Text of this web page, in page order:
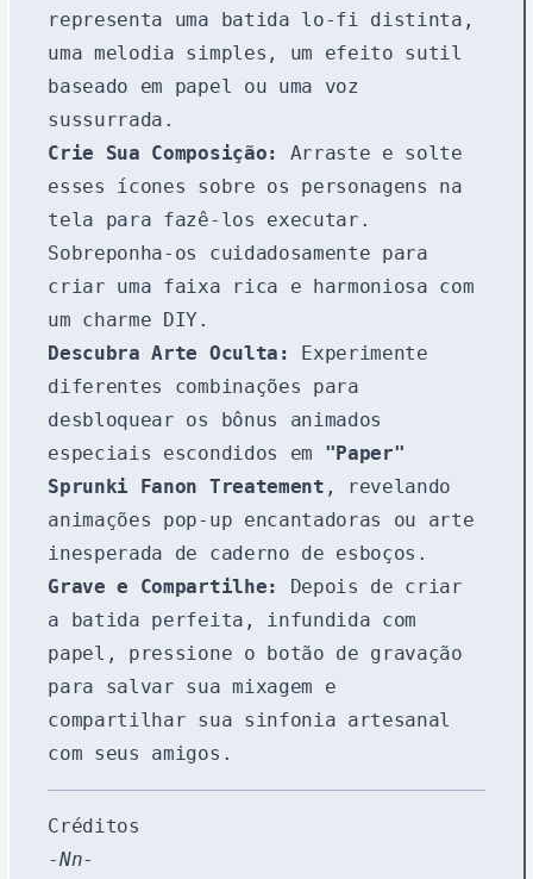
representa uma batida lo-fi distinta,
uma melodia simples, um efeito sutil
baseado em papel ou uma voz
sussurrada.
Crie Sua Composição:
Arraste e solte
esses ícones sobre os personagens na
tela para fazê-los executar.
Sobreponha-os cuidadosamente para
criar uma faixa rica e harmoniosa com
um charme DIY.
Descubra Arte Oculta:
Experimente
diferentes combinações para
desbloquear os bônus animados
especiais escondidos em "Paper"
Sprunki Fanon Treatement , revelando
animações pop-up encantadoras ou arte
inesperada de caderno de esboços.
Grave e Compartilhe:
Depois de criar
a batida perfeita, infundida com
papel, pressione o botão de gravação
para salvar sua mixagem e
compartilhar sua sinfonia artesanal
com seus amigos.
Créditos
-Nn-